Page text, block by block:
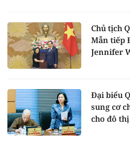
Chủ tịch
Mẫn tiếp
Jennifer
Đại biểu
sung cơ
cho đô